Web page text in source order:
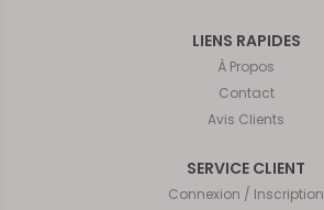
LIENS RAPIDES
À Propos
Contact
Avis Clients
SERVICE CLIENT
Connexion / Inscription